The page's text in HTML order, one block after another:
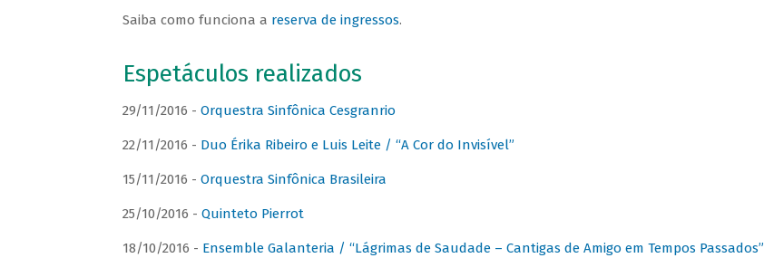
Saiba como funciona a reserva de ingressos.
Espetáculos realizados
29/11/2016 - Orquestra Sinfônica Cesgranrio
22/11/2016 - Duo Érika Ribeiro e Luis Leite / “A Cor do Invisível”
15/11/2016 - Orquestra Sinfônica Brasileira
25/10/2016 - Quinteto Pierrot
18/10/2016 - Ensemble Galanteria / “Lágrimas de Saudade – Cantigas de Amigo em Tempos Passados”